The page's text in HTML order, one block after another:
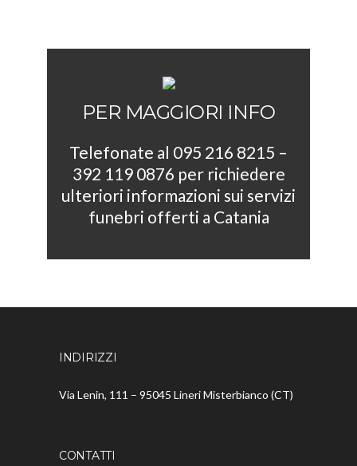
PER MAGGIORI INFO
Telefonate al 095 216 8215 –
392 119 0876 per richiedere
ulteriori informazioni sui servizi
funebri offerti a Catania
INDIRIZZI
Via Lenin, 111 – 95045 Lineri Misterbianco (CT)
CONTATTI